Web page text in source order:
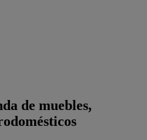
de muebles,